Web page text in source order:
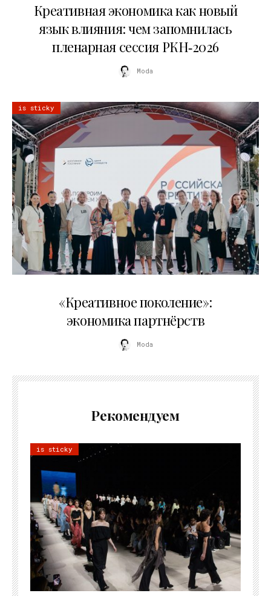
Креативная экономика как новый
язык влияния: чем запомнилась
пленарная сессия РКН‑2026
Moda
is sticky
«Креативное поколение»:
экономика партнёрств
Moda
Рекомендуем
is sticky